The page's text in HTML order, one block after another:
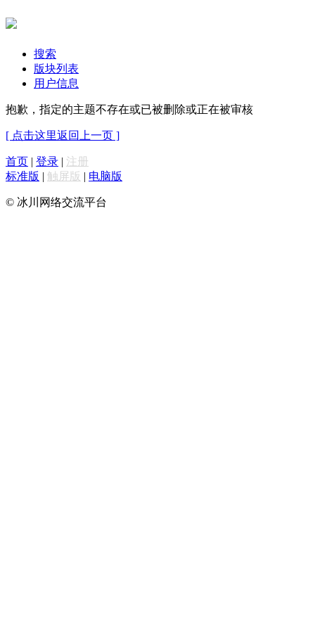
搜索
版块列表
用户信息
抱歉，指定的主题不存在或已被删除或正在被审核
[ 点击这里返回上一页 ]
首页 | 登录 | 注册
标准版 | 触屏版 | 电脑版
© 冰川网络交流平台